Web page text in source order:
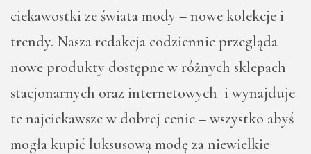
ciekawostki ze świata mody – nowe kolekcje i
trendy. Nasza redakcja codziennie przegląda
nowe produkty dostępne w różnych sklepach
stacjonarnych oraz internetowych i wynajduje
te najciekawsze w dobrej cenie – wszystko abyś
mogła kupić luksusową modę za niewielkie